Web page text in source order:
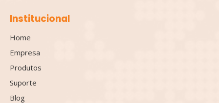
Institucional
Home
Empresa
Produtos
Suporte
Blog